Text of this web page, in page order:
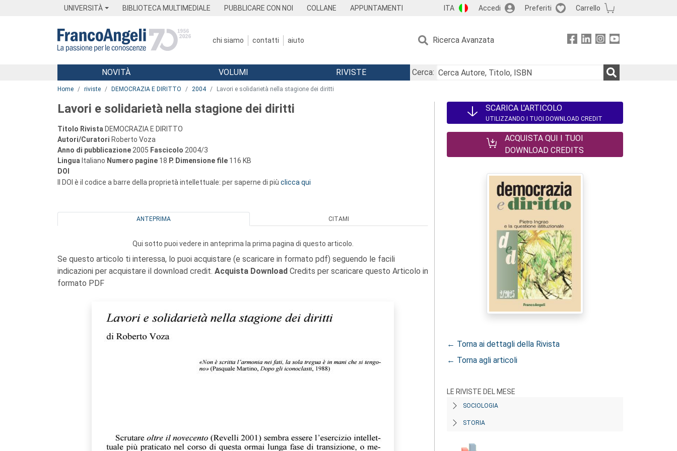
UNIVERSITÀ BIBLIOTECA MULTIMEDIALE PUBBLICARE CON NOI COLLANE APPUNTAMENTI ITA Accedi Preferiti Carrello
chi siamo contatti aiuto Ricerca Avanzata
Menu
NOVITÀ VOLUMI RIVISTE
Cerca:
Home riviste DEMOCRAZIA E DIRITTO 2004 Lavori e solidarietà nella stagione dei diritti
Lavori e solidarietà nella stagione dei diritti
Titolo Rivista DEMOCRAZIA E DIRITTO
Autori/Curatori Roberto Voza
Anno di pubblicazione 2005 Fascicolo 2004/3
Lingua Italiano Numero pagine 18 P. Dimensione file 116 KB
DOI
Il DOI è il codice a barre della proprietà intellettuale: per saperne di più clicca qui
ANTEPRIMA CITAMI
Qui sotto puoi vedere in anteprima la prima pagina di questo articolo.
Se questo articolo ti interessa, lo puoi acquistare (e scaricare in formato pdf) seguendo le facili
indicazioni per acquistare il download credit. Acquista Download Credits per scaricare questo Articolo in
formato PDF
SCARICA L'ARTICOLO
UTILIZZANDO I TUOI DOWNLOAD CREDIT
ACQUISTA QUI I TUOI
DOWNLOAD CREDITS
← Torna ai dettagli della Rivista
← Torna agli articoli
LE RIVISTE DEL MESE
SOCIOLOGIA
STORIA